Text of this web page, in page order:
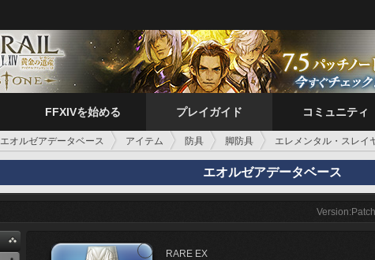
FFXIVを始める プレイガイド コミュニティ
エオルゼアデータベース アイテム 防具 脚防具 エレメンタル・スレイ
エオルゼアデータベース
RARE EX